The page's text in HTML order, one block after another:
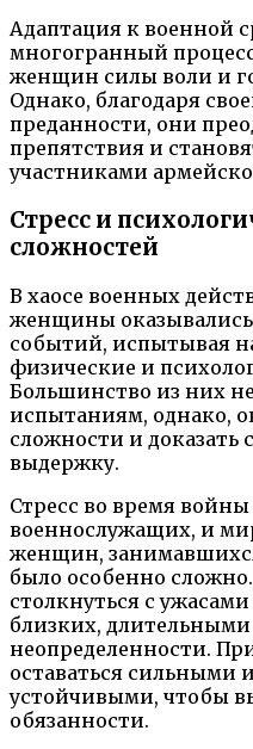
Адаптация к военной
многогранный
женщин силы воли и
Однако, благодаря
преданности, они
препятствия и
участниками
Стресс и
сложностей
В хаосе военных
женщины
событий, испытывая
физические и
Большинство из них
испытаниям, однако,
сложности и доказать
выдержку.
Стресс во время войны
военнослужащих, и
женщин,
было особенно
столкнуться с
близких,
неопределенности.
оставаться сильными
устойчивыми, чтобы
обязанности.